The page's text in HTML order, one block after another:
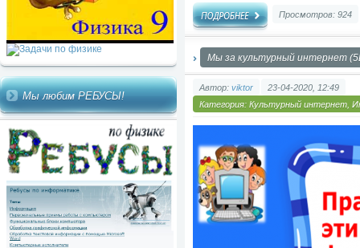
Мы любим РЕБУСЫ!
Просмотров: 924
Мы за культурный интернет
Автор: viktor
23-04-2020, 12:49
Категория: Культурный интернет